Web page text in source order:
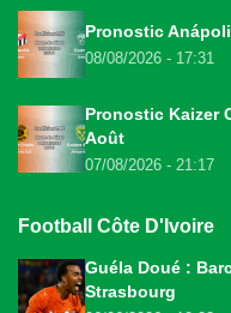
Pronostic
08/08/2026 - 17:31
Pronostic Kaizer
Août
07/08/2026 - 21:17
Football Côte D'Ivoire
Guéla Doué :
Strasbourg